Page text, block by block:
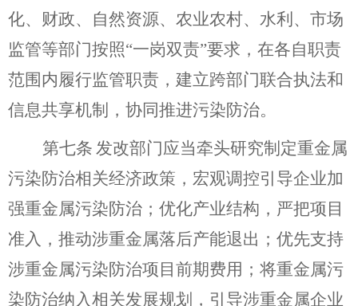
化、财政、自然资源、农业农村、水利、市场
监管等部门按照“一岗双责”要求，在各自职责
范围内履行监管职责，建立跨部门联合执法和
信息共享机制，协同推进污染防治。
第七条 发改部门应当牵头研究制定重金属
污染防治相关经济政策，宏观调控引导企业加
强重金属污染防治； 优化产业结构，严把项目
准入，推动涉重金属落后产能退出；优先支持
涉重金属污染防治项目前期费用 ； 将重金属污
染防治纳入相关发展规划， 引导涉重金属企业